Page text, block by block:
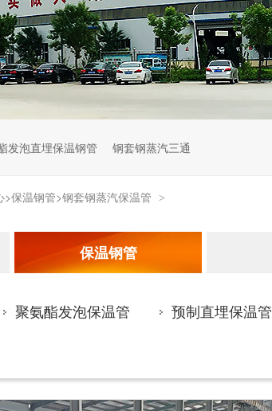
发泡直埋保温钢管 钢套钢蒸汽三通
>保温钢管>钢套钢蒸汽保温管 >
保温钢管
聚氨酯发泡保温管 预制直埋保温管